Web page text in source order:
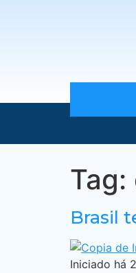
Tag:
Brasil
Iniciado há